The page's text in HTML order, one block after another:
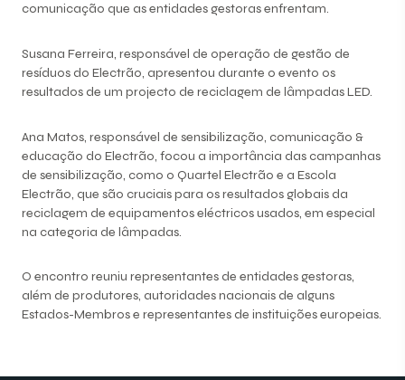
comunicação que as entidades gestoras enfrentam.
Susana Ferreira, responsável de operação de gestão de
resíduos do Electrão, apresentou durante o evento os
resultados de um projecto de reciclagem de lâmpadas LED.
Ana Matos, responsável de sensibilização, comunicação &
educação do Electrão, focou a importância das campanhas
de sensibilização, como o Quartel Electrão e a Escola
Electrão, que são cruciais para os resultados globais da
reciclagem de equipamentos eléctricos usados, em especial
na categoria de lâmpadas.
O encontro reuniu representantes de entidades gestoras,
além de produtores, autoridades nacionais de alguns
Estados-Membros e representantes de instituições europeias.